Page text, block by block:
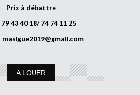
Prix à débattre
79 43 40 18/ 74 74 11 25
masigue2019@gmail.com
A LOUER